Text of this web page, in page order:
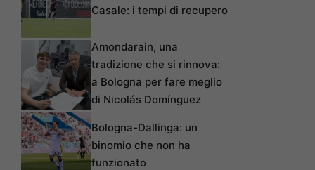
Casale: i tempi di recupero
Amondarain, una
tradizione che si rinnova:
a Bologna per fare meglio
di Nicolás Domínguez
Bologna-Dallinga: un
binomio che non ha
funzionato